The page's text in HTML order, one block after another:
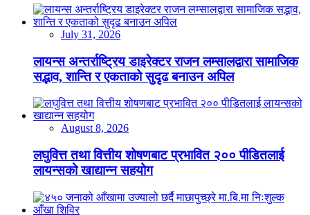
July 31, 2026
लायन्स अन्तर्राष्ट्रिय डाइरेक्टर राजन लम्सालद्वारा सामाजिक
सद्भाव, शान्ति र एकताको सुदृढ बनाउन अपिल
August 8, 2026
लघुवित्त तथा वित्तीय शोषणबाट प्रभावित २०० पीडितलाई
लायन्सको खाद्यान्न सहयोग